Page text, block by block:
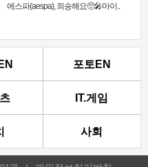
에스파(aespa), 죄송해요🥺🎤마이..
포토EN
IT.게임
사회